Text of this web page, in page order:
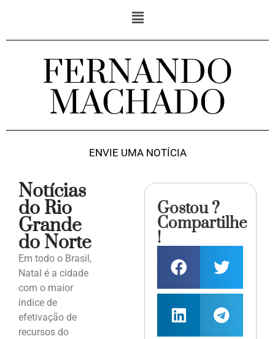
FERNANDO
MACHADO
ENVIE UMA NOTÍCIA
Notícias
do Rio
Grande
do Norte
Em todo o Brasil,
Natal é a cidade
com o maior
índice de
efetivação de
recursos do
Gostou ?
Compartilhe
!